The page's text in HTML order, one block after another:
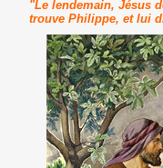
"Le lendemain, Jésus
trouve Philippe, et lui